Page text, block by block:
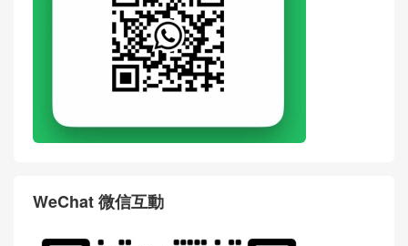
WeChat 微信互動